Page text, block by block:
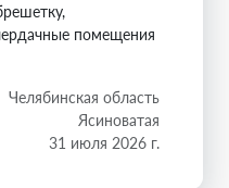
помещения
Челябинская область
Ясиноватая
31 июля 2026 г.